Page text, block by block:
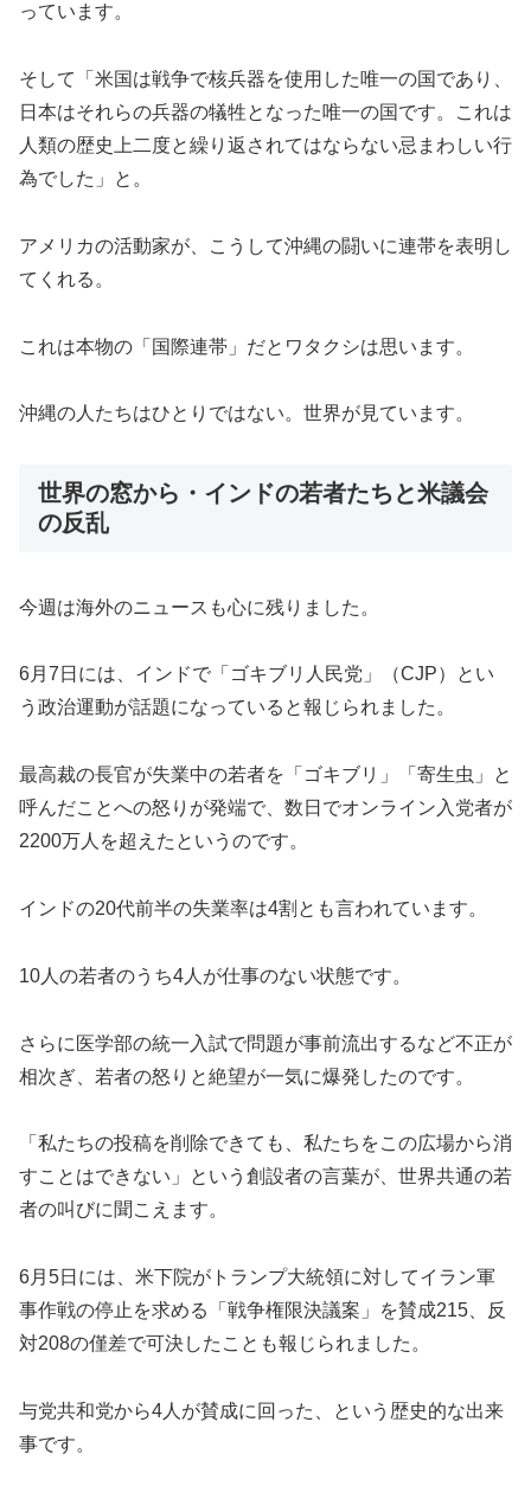
っています。
そして「米国は戦争で核兵器を使用した唯一の国であり、
日本はそれらの兵器の犠牲となった唯一の国です。これは
人類の歴史上二度と繰り返されてはならない忌まわしい行
為でした」と。
アメリカの活動家が、こうして沖縄の闘いに連帯を表明し
てくれる。
これは本物の「国際連帯」だとワタクシは思います。
沖縄の人たちはひとりではない。世界が見ています。
世界の窓から・インドの若者たちと米議会
の反乱
今週は海外のニュースも心に残りました。
6月7日には、インドで「ゴキブリ人民党」（CJP）とい
う政治運動が話題になっていると報じられました。
最高裁の長官が失業中の若者を「ゴキブリ」「寄生虫」と
呼んだことへの怒りが発端で、数日でオンライン入党者が
2200万人を超えたというのです。
インドの20代前半の失業率は4割とも言われています。
10人の若者のうち4人が仕事のない状態です。
さらに医学部の統一入試で問題が事前流出するなど不正が
相次ぎ、若者の怒りと絶望が一気に爆発したのです。
「私たちの投稿を削除できても、私たちをこの広場から消
すことはできない」という創設者の言葉が、世界共通の若
者の叫びに聞こえます。
6月5日には、米下院がトランプ大統領に対してイラン軍
事作戦の停止を求める「戦争権限決議案」を賛成215、反
対208の僅差で可決したことも報じられました。
与党共和党から4人が賛成に回った、という歴史的な出来
事です。